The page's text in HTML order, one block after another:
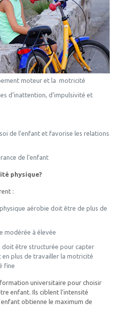
moteur et la motricité
d’inattention, d’impulsivité et
de l’enfant et favorise les relations
de l’enfant
physique?
:
aérobie doit être de plus de
modérée à élevée
doit être structurée pour capter
en plus de travailler la motricité
fine
universitaire pour choisir
enfant. Ils ciblent l’intensité
obtienne le maximum de